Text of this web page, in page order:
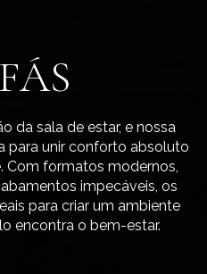
da sala de estar, e nossa
para unir conforto absoluto
Com formatos modernos,
impecáveis, os
para criar um ambiente
encontra o bem-estar.